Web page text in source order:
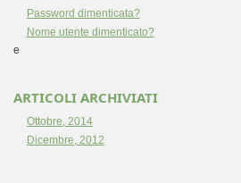
Password dimenticata?
Nome utente dimenticato?
e
ARTICOLI ARCHIVIATI
Ottobre, 2014
Dicembre, 2012